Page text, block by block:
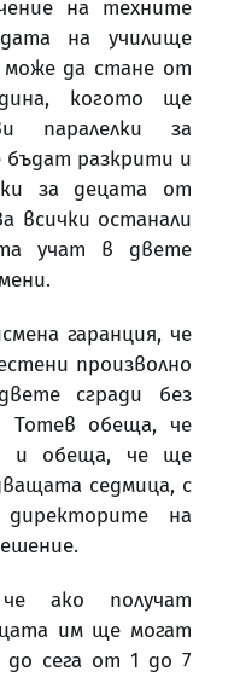
на техните
на училище
може да стане от
когото ще
паралелки за
бъдат разкрити и
за децата от
всички останали
учат в двете
гаранция, че
произволно
сгради без
Тотев обеща, че
и обеща, че ще
седмица, с
на
ако получат
им ще могат
сега от 1 до 7